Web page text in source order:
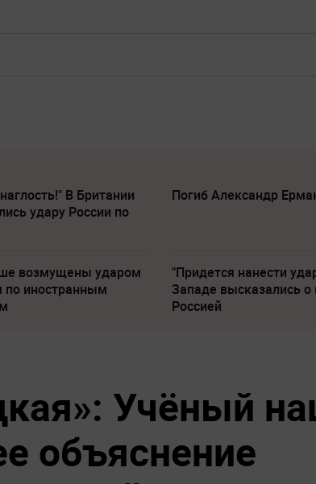
В Британии
удару России по
Погиб Александр
возмущены ударом
по иностранным
"Придется нанести
Западе высказались о
Россией
Учёный
объяснение